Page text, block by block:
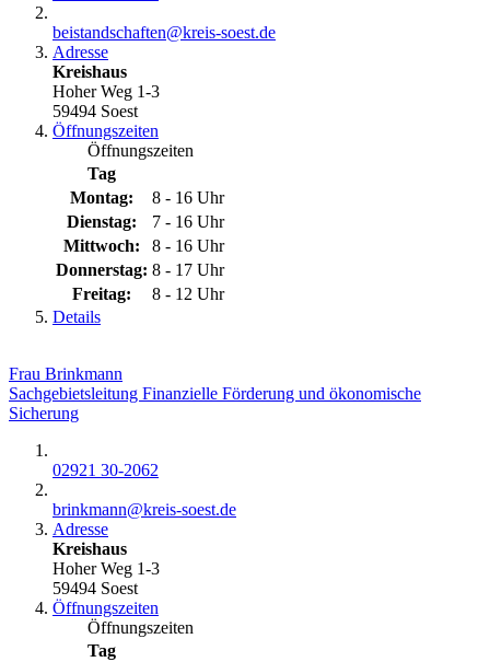
beistandschaften@​kreis-soest.de
Adresse
Kreishaus
Hoher Weg 1-3
59494 Soest
Öffnungszeiten
Öffnungszeiten
Tag
Montag:
8 - 16 Uhr
Dienstag:
7 - 16 Uhr
Mittwoch:
8 - 16 Uhr
Donnerstag: 8 - 17 Uhr
Freitag:
8 - 12 Uhr
Details
Frau Brinkmann
Sachgebietsleitung Finanzielle Förderung und ökonomische
Sicherung
02921 30-2062
brinkmann@​kreis-soest.de
Adresse
Kreishaus
Hoher Weg 1-3
59494 Soest
Öffnungszeiten
Öffnungszeiten
Tag